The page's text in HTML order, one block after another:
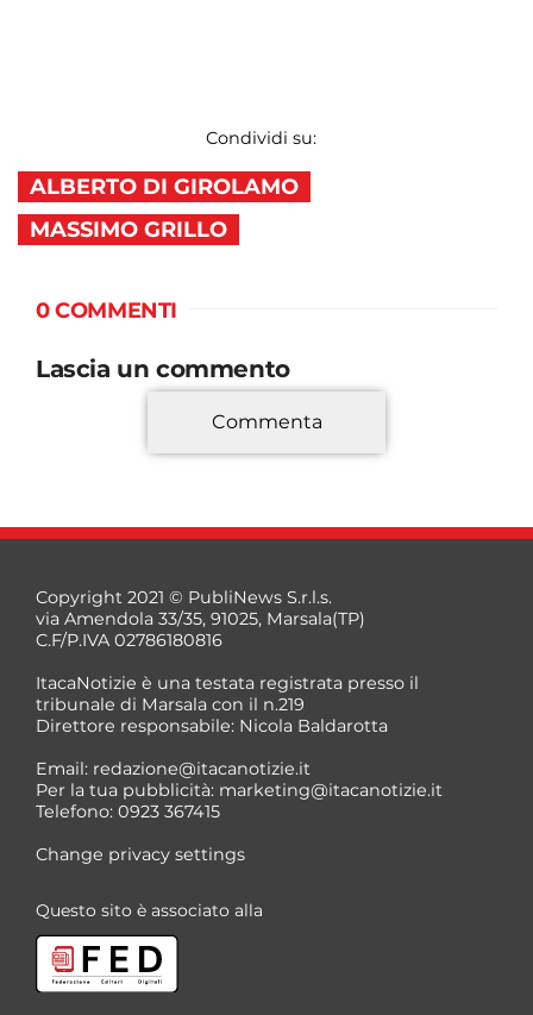
Condividi su:
ALBERTO DI GIROLAMO
MASSIMO GRILLO
0 COMMENTI
Lascia un commento
*
*
Commenta
Copyright 2021 © PubliNews S.r.l.s.
via Amendola 33/35, 91025, Marsala(TP)
C.F/P.IVA 02786180816
ItacaNotizie è una testata registrata presso il
tribunale di Marsala con il n.219
Direttore responsabile: Nicola Baldarotta
Email: redazione@itacanotizie.it
Per la tua pubblicità: marketing@itacanotizie.it
Telefono: 0923 367415
Change privacy settings
Questo sito è associato alla